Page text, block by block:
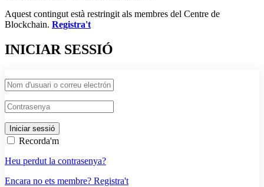
Aquest contingut està restringit als membres del Centre de
Blockchain. Registra't
INICIAR SESSIÓ
Recorda'm
Heu perdut la contrasenya?
Encara no ets membre? Registra't